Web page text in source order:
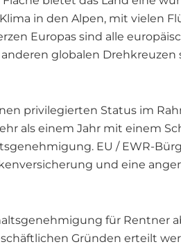
in den Alpen, mit vielen
Europas sind alle
globalen Drehkreuzen
privilegierten Status im
als einem Jahr mit einem
EU / EWR-
und eine
für Rentner
Gründen erteilt